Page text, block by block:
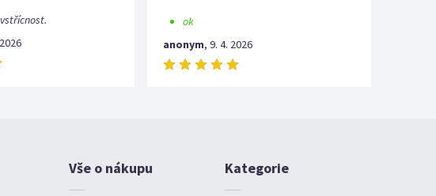
ok
anonym, 9. 4. 2026
Vše o nákupu Kategorie